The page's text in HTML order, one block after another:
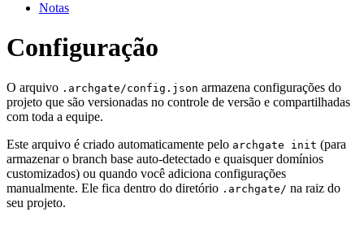
Notas
Configuração
O arquivo .archgate/config.json armazena configurações do
projeto que são versionadas no controle de versão e compartilhadas
com toda a equipe.
Este arquivo é criado automaticamente pelo archgate init (para
armazenar o branch base auto-detectado e quaisquer domínios
customizados) ou quando você adiciona configurações
manualmente. Ele fica dentro do diretório .archgate/ na raiz do
seu projeto.